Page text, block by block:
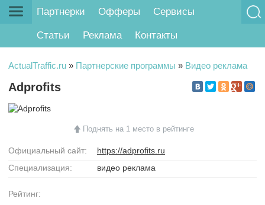
Партнерки Офферы Сервисы
Статьи Реклама Контакты
ActualTraffic.ru » Партнерские программы » Видео реклама
Adprofits
Поднять на 1 место в рейтинге
Официальный сайт:
https://adprofits.ru
Специализация:
видео реклама
Рейтинг: